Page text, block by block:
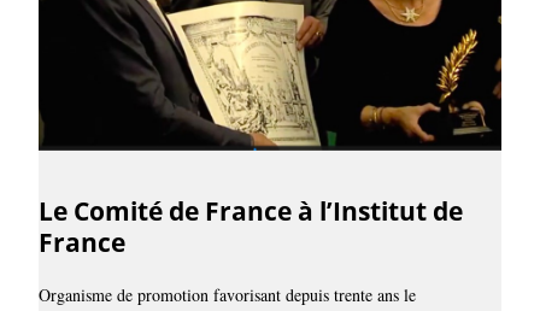
Le Comité de France à l’Institut de
France
Organisme de promotion favorisant depuis trente ans le